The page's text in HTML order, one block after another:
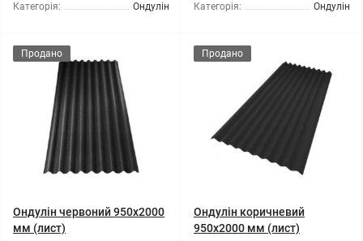
Категорія:
Ондулін
Категорія:
Ондулін
Продано
Ондулін червоний 950x2000
мм (лист)
Продано
Ондулін коричневий
950x2000 мм (лист)